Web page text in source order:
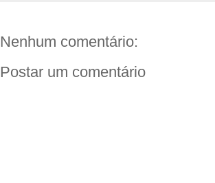
Nenhum comentário:
Postar um comentário